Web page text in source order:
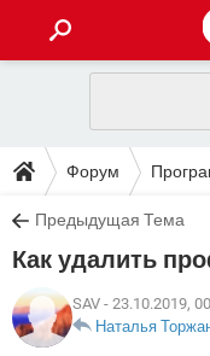
INSTAGRAM
ИГРЫ
ВКОНТАКТЕ
GOOGLE
ПОЛЕЗНЫЕ СОВЕТЫ
TIKTOK
WINDOWS 10
ЗАГРУЗКИ
TIKTOK
WHATSAPP
FACEBOOK
ФОРУМ
TIKTOK
ЭНЦИКЛОПЕДИЯ
Форум
Предыдущая Тема
Как удалить
SAV - 23.10.2019,
Наталья